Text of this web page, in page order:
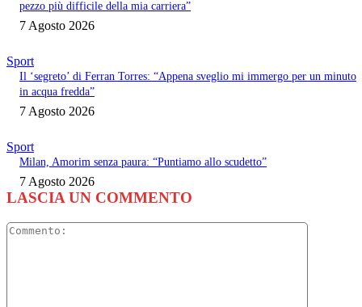
pezzo più difficile della mia carriera”
7 Agosto 2026
Sport
Il ‘segreto’ di Ferran Torres: “Appena sveglio mi immergo per un minuto
in acqua fredda”
7 Agosto 2026
Sport
Milan, Amorim senza paura: “Puntiamo allo scudetto”
7 Agosto 2026
LASCIA UN COMMENTO